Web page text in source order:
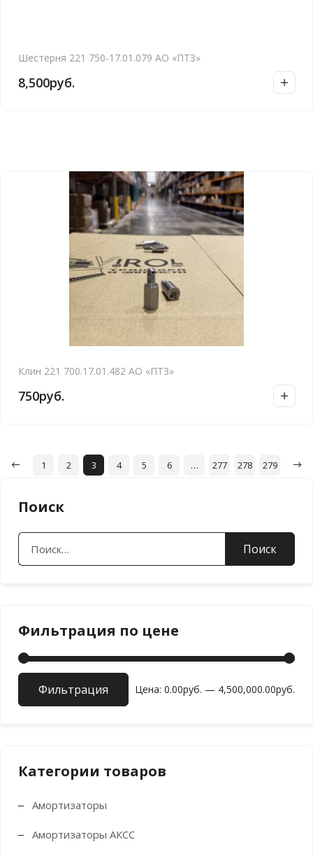
Шестерня 221 750-17.01.079 АО «ПТЗ»
8,500руб.
Клин 221 700.17.01.482 АО «ПТЗ»
750руб.
1 2 3 4 5 6 … 277 278 279
Поиск
Найти:
Фильтрация по цене
Фильтрация Цена: 0.00руб. — 4,500,000.00руб.
Категории товаров
Амортизаторы
Амортизаторы АКСС